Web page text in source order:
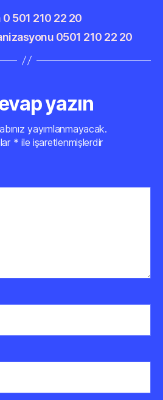
501 210 22 20
0501 210 22 20
yazın
yayımlanmayacak.
* ile işaretlenmişlerdir